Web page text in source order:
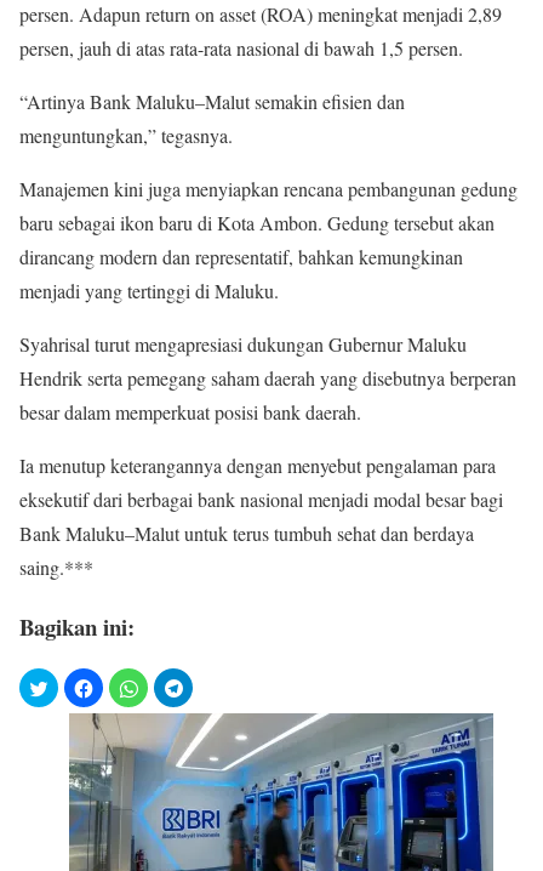
persen. Adapun return on asset (ROA) meningkat menjadi 2,89
persen, jauh di atas rata-rata nasional di bawah 1,5 persen.
“Artinya Bank Maluku–Malut semakin efisien dan
menguntungkan,” tegasnya.
Manajemen kini juga menyiapkan rencana pembangunan gedung
baru sebagai ikon baru di Kota Ambon. Gedung tersebut akan
dirancang modern dan representatif, bahkan kemungkinan
menjadi yang tertinggi di Maluku.
Syahrisal turut mengapresiasi dukungan Gubernur Maluku
Hendrik serta pemegang saham daerah yang disebutnya berperan
besar dalam memperkuat posisi bank daerah.
Ia menutup keterangannya dengan menyebut pengalaman para
eksekutif dari berbagai bank nasional menjadi modal besar bagi
Bank Maluku–Malut untuk terus tumbuh sehat dan berdaya
saing.***
Bagikan ini: